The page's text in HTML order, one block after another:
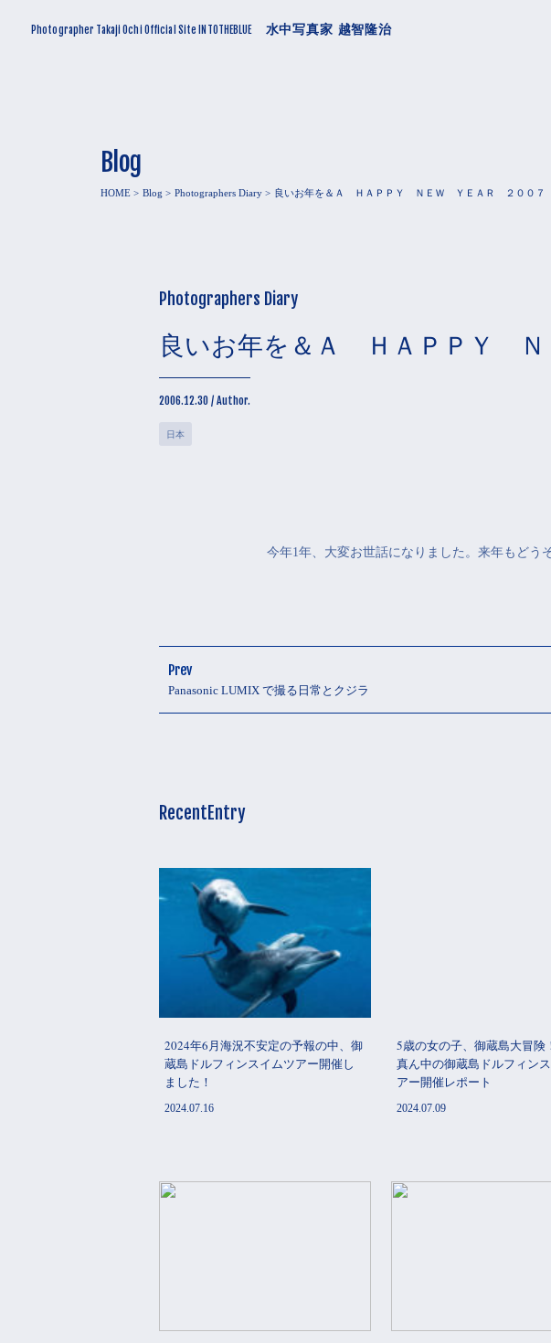
Photographer Takaji Ochi Official Site INTOTHEBLUE 水中写真家 越智隆治
Blog
HOME Blog Photographers Diary 良いお年を＆Ａ ＨＡＰＰＹ ＮＥＷ ＹＥＡＲ ２００７
Photographers Diary
良いお年を＆Ａ ＨＡＰＰＹ
2006.12.30 / Author.
日本
今年1年、大変お世話になりました。来年もどう
Prev
Panasonic LUMIX で撮る日常とクジラ
RecentEntry
2024年6月海況不安定の予報の中、御
蔵島ドルフィンスイムツアー開催し
ました！
2024.07.16
5歳の女の子、御蔵島大冒険
真ん中の御蔵島ドルフィン
アー開催レポート
2024.07.09